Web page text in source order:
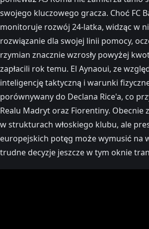
swojego kluczowego gracza. Choć FC
monitoruje rozwój 24-latka, widząc w
rozwiązanie dla swojej linii pomocy,
rzymian znacznie wzrosły powyżej
zapłacili rok temu. El Aynaoui, ze
inteligencję taktyczną i warunki
porównywany do Declana Rice'a, co
Realu Madryt oraz Fiorentiny. Obecnie
w strukturach włoskiego klubu, ale
europejskich potęg może wymusić na
trudne decyzje jeszcze w tym oknie